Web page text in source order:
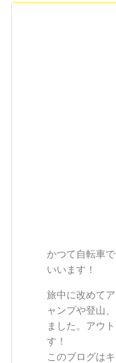
かつて自転車
いいます！
旅中に改めて
ャンプや登山
ました。アウ
す！
このブログは